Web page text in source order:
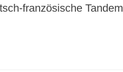
französische Tandem